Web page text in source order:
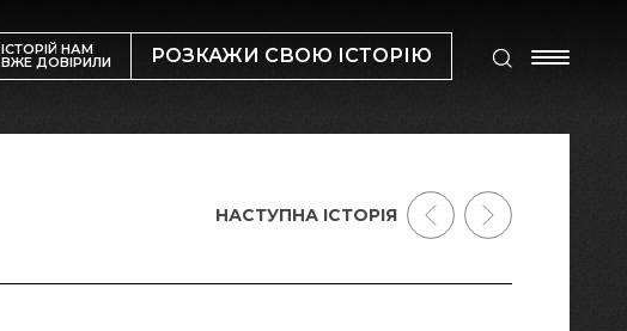
ІСТОРІЙ НАМ
ВЖЕ ДОВІРИЛИ РОЗКАЖИ СВОЮ ІСТОРІЮ
НАСТУПНА ІСТОРІЯ